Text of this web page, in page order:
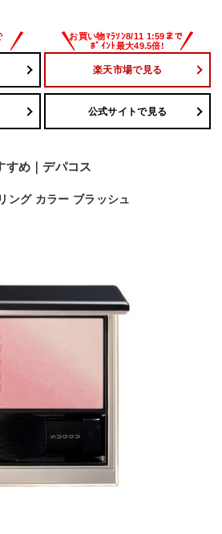
楽天市場で見る
公式サイトで見る
すめ｜デパコス
ング カラー ブラッシュ